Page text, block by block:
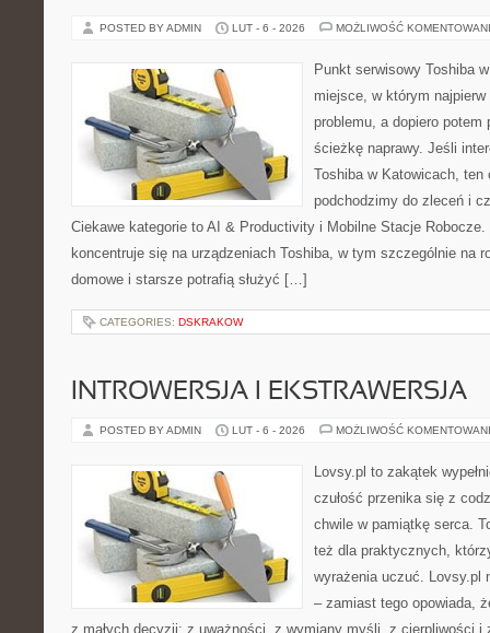
POSTED BY ADMIN LUT - 6 - 2026 MOŻLIWOŚĆ
Punkt serwisowy Toshiba
miejsce, w którym
problemu, a dopiero potem
ścieżkę naprawy. Jeśli
Toshiba w Katowicach, ten
podchodzimy do zleceń i
Ciekawe kategorie to AI & Productivity i Mobilne Stacje Robocze.
koncentruje się na urządzeniach Toshiba, w tym szczególnie na
domowe i starsze potrafią służyć […]
CATEGORIES: DSKRAKOW
INTROWERSJA I EKSTRAWERSJA
POSTED BY ADMIN LUT - 6 - 2026 MOŻLIWOŚĆ
Lovsy.pl to zakątek
czułość przenika się z
chwile w pamiątkę serca.
też dla praktycznych,
wyrażenia uczuć. Lovsy.pl
– zamiast tego opowiada,
z małych decyzji: z uważności, z wymiany myśli, z cierpliwości i